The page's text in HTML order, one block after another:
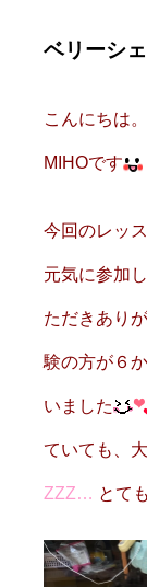
ベリーシ
こんにちは
MIHOです
今回のレッ
元気に参加
ただきあり
験の方が６
いました
ていても、
ZZZ… とて